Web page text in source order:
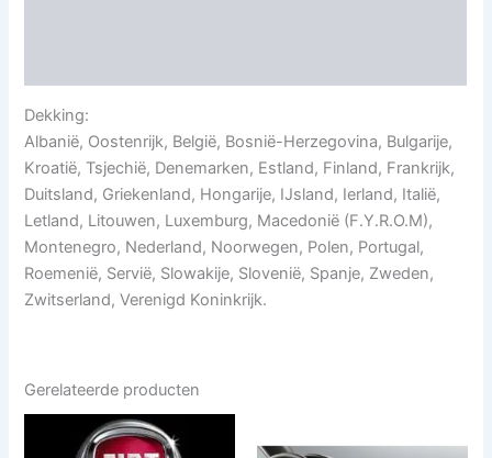
Dekking:
Albanië, Oostenrijk, België, Bosnië-Herzegovina, Bulgarije,
Kroatië, Tsjechië, Denemarken, Estland, Finland, Frankrijk,
Duitsland, Griekenland, Hongarije, IJsland, Ierland, Italië,
Letland, Litouwen, Luxemburg, Macedonië (F.Y.R.O.M),
Montenegro, Nederland, Noorwegen, Polen, Portugal,
Roemenië, Servië, Slowakije, Slovenië, Spanje, Zweden,
Zwitserland, Verenigd Koninkrijk.
Gerelateerde producten
product